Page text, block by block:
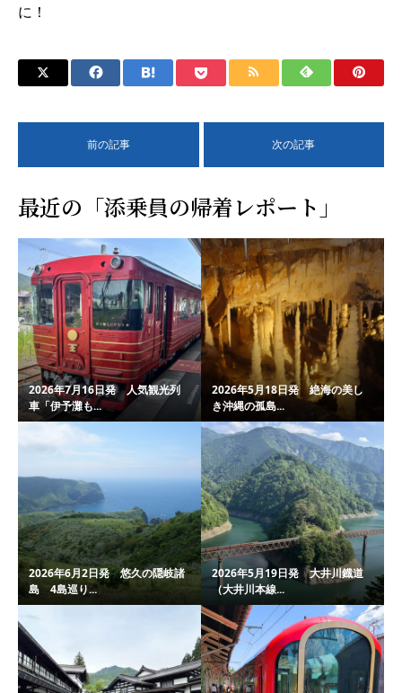
に！
前の記事 次の記事
最近の「添乗員の帰着レポート」
2026年7月16日発 人気観光列
車「伊予灘も...
2026年5月18日発 絶海の美し
き沖縄の孤島...
2026年6月2日発 悠久の隠岐諸
島 4島巡り...
2026年5月19日発 大井川鐡道
（大井川本線...